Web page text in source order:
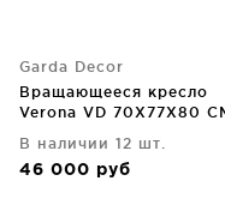
Garda Decor
Вращающееся кресло
Verona VD 70X77X80
В наличии 12 шт.
46 000 руб